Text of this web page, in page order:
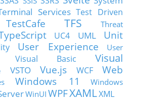
Services Test Driven
TestCafe TFS
Threat
UC4 UML
Unit
User Experience
User
Visual Basic
Visual
VSTO Vue.js WCF
Web
Windows 11
Windows
WinUI WPFXAMLXML